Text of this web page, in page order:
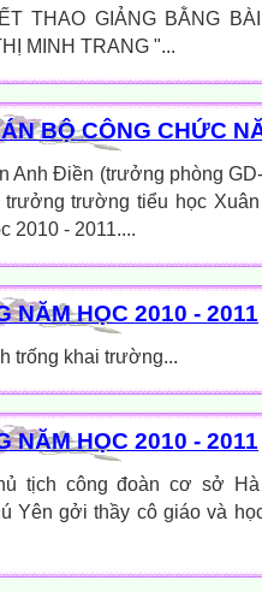
THAO GIẢNG BẰNG
MINH TRANG "...
BỘ CÔNG CHỨC
Anh Điền (trưởng phòng
trường tiểu học
2010 - 2011....
NĂM HỌC 2010 - 2011
trống khai trường...
NĂM HỌC 2010 - 2011
tịch công đoàn cơ sở
Yên gởi thầy cô giáo và